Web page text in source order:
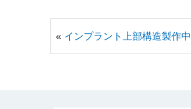
« インプラント上部構造製作中